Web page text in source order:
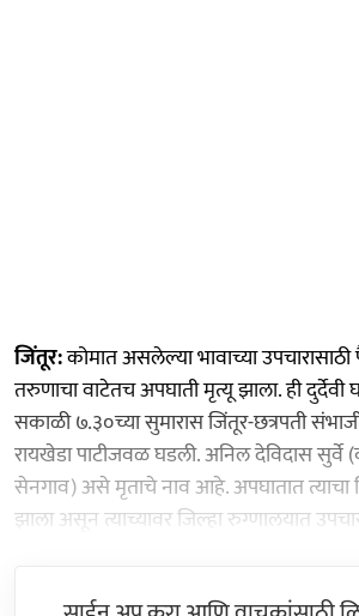
जिंतूर:कोमात असलेल्या भावाच्या
तरुणाचा वाटेतच अपघाती मृत्यू झाला. ही दुर्देवी
सकाळी ७.३०च्या सुमारास जिंतूर-छत्रपती
रायखेडा पाटीजवळ घडली. अनिल देविदास सुर्वे
सेनगाव) असे मृताचे नाव आहे. अपघातात त्याचा
झाला असून त्याच्यावर जिल्हा रुग्णालयात